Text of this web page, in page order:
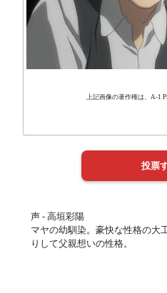
上記画像の著作権は、A-1
声 - 高垣彩陽
マヤの幼馴染。豪快な性格の大
りして父親想いの性格。